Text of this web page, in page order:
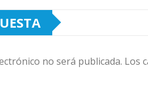
no será publicada. Los